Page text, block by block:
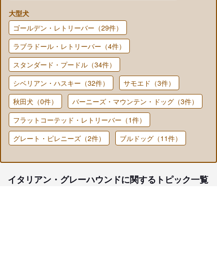
大型犬
ゴールデン・レトリーバー（29件）
ラブラドール・レトリーバー（4件）
スタンダード・プードル（34件）
シベリアン・ハスキー（32件）
サモエド（3件）
秋田犬（0件）
バーニーズ・マウンテン・ドッグ（3件）
フラットコーテッド・レトリーバー（1件）
グレート・ピレニーズ（2件）
ブルドッグ（11件）
イタリアン・グレーハウンドに関するトピック一覧